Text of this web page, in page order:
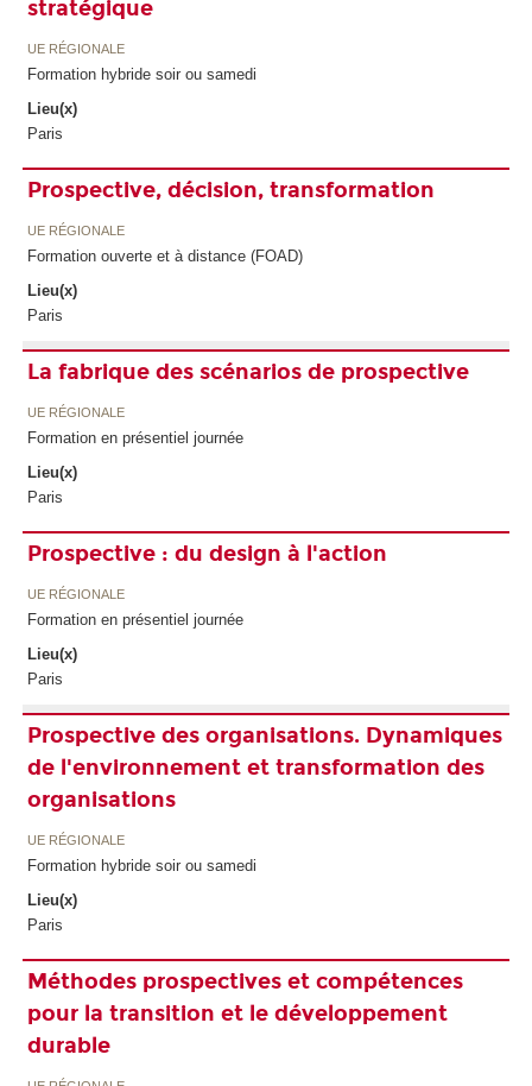
stratégique
UE RÉGIONALE
Formation hybride soir ou samedi
Lieu(x)
Paris
Prospective, décision, transformation
UE RÉGIONALE
Formation ouverte et à distance (FOAD)
Lieu(x)
Paris
La fabrique des scénarios de prospective
UE RÉGIONALE
Formation en présentiel journée
Lieu(x)
Paris
Prospective : du design à l'action
UE RÉGIONALE
Formation en présentiel journée
Lieu(x)
Paris
Prospective des organisations. Dynamiques
de l'environnement et transformation des
organisations
UE RÉGIONALE
Formation hybride soir ou samedi
Lieu(x)
Paris
Méthodes prospectives et compétences
pour la transition et le développement
durable